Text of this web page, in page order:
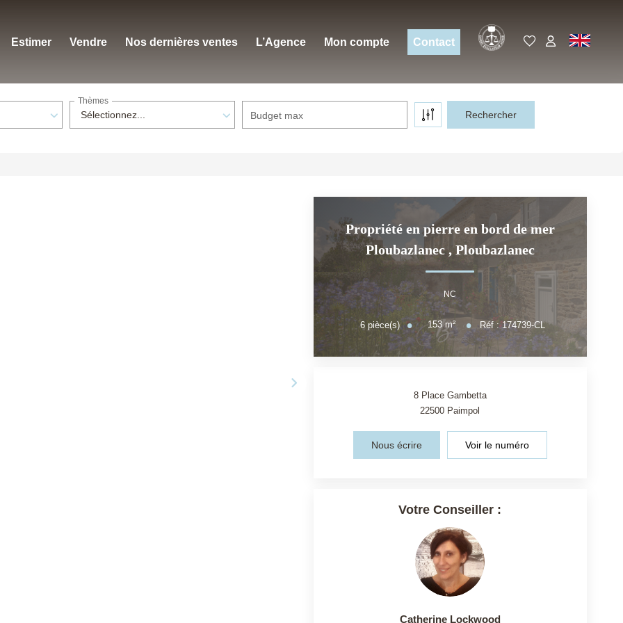
Estimer Vendre Nos dernières ventes L’Agence Mon compte Contact EN
Sélectionnez...
Thèmes
Budget max
Propriété en pierre en bord de mer
Ploubazlanec, Ploubazlanec
NC
6pièce(s) 153m² Réf :174739-CL
8 Place Gambetta
22500 Paimpol
Nous écrire Voir le numéro
Votre Conseiller :
Catherine Lockwood